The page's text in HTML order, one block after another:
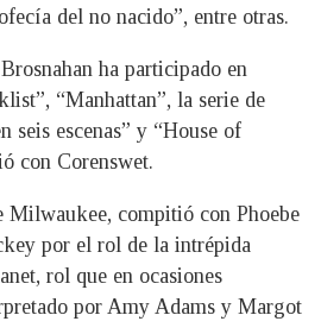
del no nacido”, entre otras.
ha participado en
“Manhattan”, la serie de
seis escenas” y “House of
con Corenswet.
compitió con Phoebe
por el rol de la intrépida
rol que en ocasiones
por Amy Adams y Margot